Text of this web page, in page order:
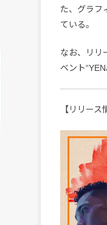
た、グラフ
ている。
なお、リリ
ベント
【リリース